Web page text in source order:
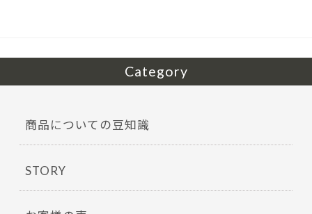
Category
商品についての豆知識
STORY